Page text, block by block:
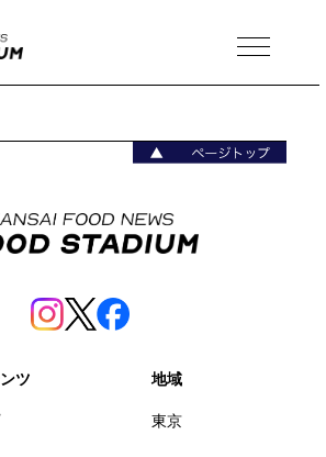
MENU
ツ 地域
東京